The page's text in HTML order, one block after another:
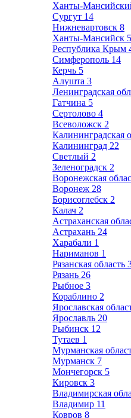
Ханты-
Сургут 14
Нижневартовск 8
Ханты-Мансийск 5
Республика Крым
Симферополь 14
Керчь 5
Алушта 3
Ленинградская
Гатчина 5
Сертолово 4
Всеволожск 2
Калининградская
Калининград 22
Светлый 2
Зеленоградск 2
Воронежская
Воронеж 28
Борисоглебск 2
Калач 2
Астраханская
Астрахань 24
Харабали 1
Нариманов 1
Рязанская область
Рязань 26
Рыбное 3
Кораблино 2
Ярославская
Ярославль 20
Рыбинск 12
Тутаев 1
Мурманская
Мурманск 7
Мончегорск 5
Кировск 3
Владимирская
Владимир 11
Ковров 8